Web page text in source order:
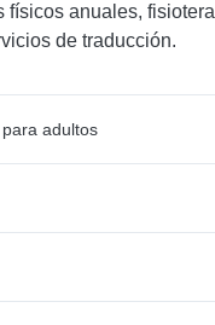
físicos anuales,
de traducción.
adultos